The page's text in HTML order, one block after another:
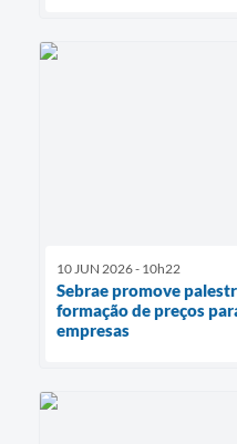
10 JUN 2026 - 10h22
Sebrae promove
formação de preços
empresas